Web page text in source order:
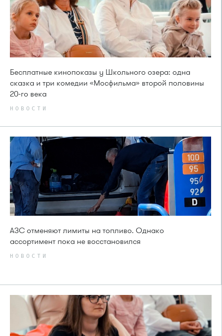
Бесплатные кинопоказы у Школьного озера: одна
сказка и три комедии «Мосфильма» второй половины
20-го века
НОВОСТИ
АЗС отменяют лимиты на топливо. Однако
ассортимент пока не восстановился
НОВОСТИ